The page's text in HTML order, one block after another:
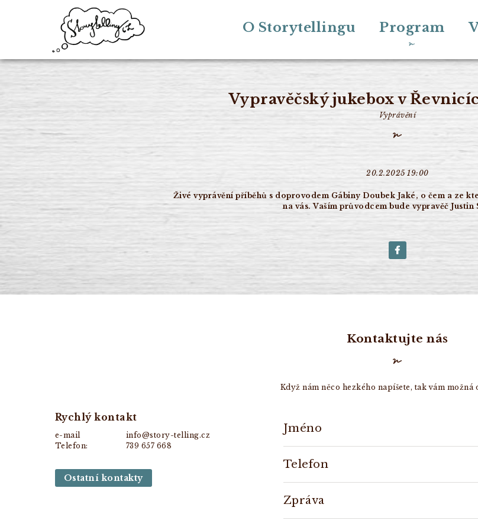
O Storytellingu Program
Vypravěčský jukebox v
Vyprávění
20.2.2025 19:00
Živé vyprávění příběhů s doprovodem Gábiny Doubek Jaké, o čem a ze
na vás. Vaším průvodcem bude vypravěč Justin
Kontaktujte nás
Když nám něco hezkého napíšete, tak vám možná
Rychlý kontakt
e-mail
info@story-telling.cz
Telefon:
739 657 668
Ostatní kontakty
Jméno
Telefon
Zpráva